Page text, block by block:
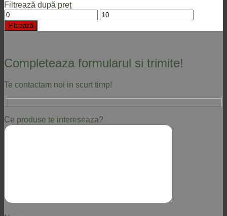
Filtrează după preț
Preț
minim
Preț
maxim
Filtrează
Completeaza formularul si trimite!
Te contactam noi in scurt timp!
Ce produse te intereseaza?